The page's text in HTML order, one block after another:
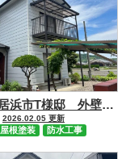
愛媛県新居浜市T様邸 外壁・屋根塗装工事 施工事例
2026.02.05 更新
屋根塗装 防水工事